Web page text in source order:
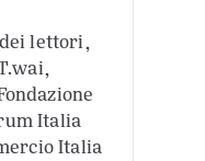
lettori,
Italia
Italia